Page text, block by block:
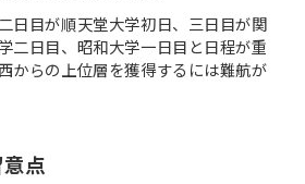
日目が順天堂大学初日、三日目が関
二日目、昭和大学一日目と日程が重
からの上位層を獲得するには難航が
点